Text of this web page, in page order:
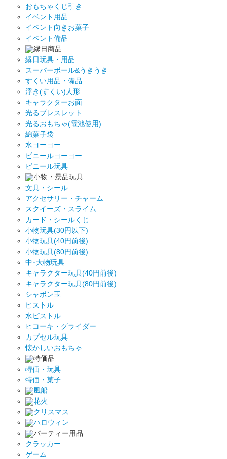
おもちゃくじ引き
イベント用品
イベント向きお菓子
イベント備品
縁日商品
縁日玩具・用品
スーパーボール&うきうき
すくい用品・備品
浮き(すくい)人形
キャラクターお面
光るブレスレット
光るおもちゃ(電池使用)
綿菓子袋
水ヨーヨー
ビニールヨーヨー
ビニール玩具
小物・景品玩具
文具・シール
アクセサリー・チャーム
スクイーズ・スライム
カード・シールくじ
小物玩具(30円以下)
小物玩具(40円前後)
小物玩具(80円前後)
中･大物玩具
キャラクター玩具(40円前後)
キャラクター玩具(80円前後)
シャボン玉
ピストル
水ピストル
ヒコーキ・グライダー
カプセル玩具
懐かしいおもちゃ
特価品
特価・玩具
特価・菓子
風船
花火
クリスマス
ハロウィン
パーティー用品
クラッカー
ゲーム